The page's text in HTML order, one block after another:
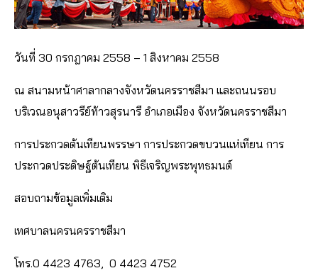
วันที่ 30 กรกฎาคม 2558 – 1 สิงหาคม 2558
ณ สนามหน้าศาลากลางจังหวัดนครราชสีมา และถนนรอบ
บริเวณอนุสาวรีย์ท้าวสุรนารี อำเภอเมือง จังหวัดนครราชสีมา
การประกวดต้นเทียนพรรษา การประกวดขบวนแห่เทียน การ
ประกวดประดิษฐ์ต้นเทียน พิธีเจริญพระพุทธมนต์
สอบถามข้อมูลเพิ่มเติม
เทศบาลนครนครราชสีมา
โทร.0 4423 4763, 0 4423 4752